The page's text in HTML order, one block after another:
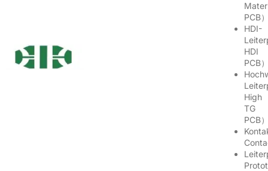
PCB
HDI-
HDI
PCB
High
TG
PCB